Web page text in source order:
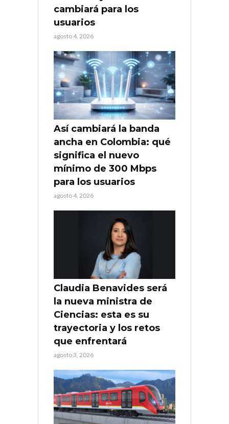
cambiará para los
usuarios
agosto 4, 2026
Así cambiará la banda
ancha en Colombia: qué
significa el nuevo
mínimo de 300 Mbps
para los usuarios
agosto 4, 2026
Claudia Benavides será
la nueva ministra de
Ciencias: esta es su
trayectoria y los retos
que enfrentará
agosto 3, 2026